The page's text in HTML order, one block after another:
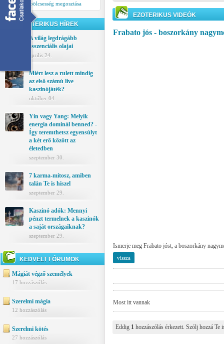
Napi bölcsesség megosztása
EZOTERIKUS HÍREK
A világ legdrágább
esszenciális olajai
április 24.
Miért lesz a rulett mindig
az első számú live
kaszinójáték?
október 04.
Yin vagy Yang: Melyik
energia dominál benned? -
Így teremthetsz egyensúlyt
a két erő között az
életedben
szeptember 30.
7 karma-mítosz, amiben
talán Te is hiszel
szeptember 29.
Kaszinó adók: Mennyi
pénzt termelnek a kaszinók
a saját országaiknak?
szeptember 29.
KEDVELT FÓRUMOK
Mágiát végző személyek
17 hozzászólás
Szerelmi mágia
12 hozzászólás
Szerelmi kötés
27 hozzászólás
EZOTERIKUS VIDEÓK
Frabato jós - boszorkány
Ismerje meg Frabato jóst, a boszorkány
vissza
Most itt vannak
Eddig 1 hozzászólás érkezett. Szólj hozzá Te